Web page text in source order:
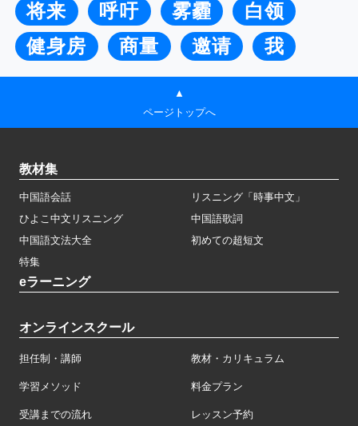
将来
呼吁 雾霾
白领
健身房
商量 邀请 我
▲
ページトップへ
教材集
中国語会話
リスニング「時事中文」
ひよこ中文リスニング
中国語歌詞
中国語文法大全
初めての超短文
特集
eラーニング
オンラインスクール
担任制・講師 教材・カリキュラム
学習メソッド 料金プラン
受講までの流れ レッスン予約